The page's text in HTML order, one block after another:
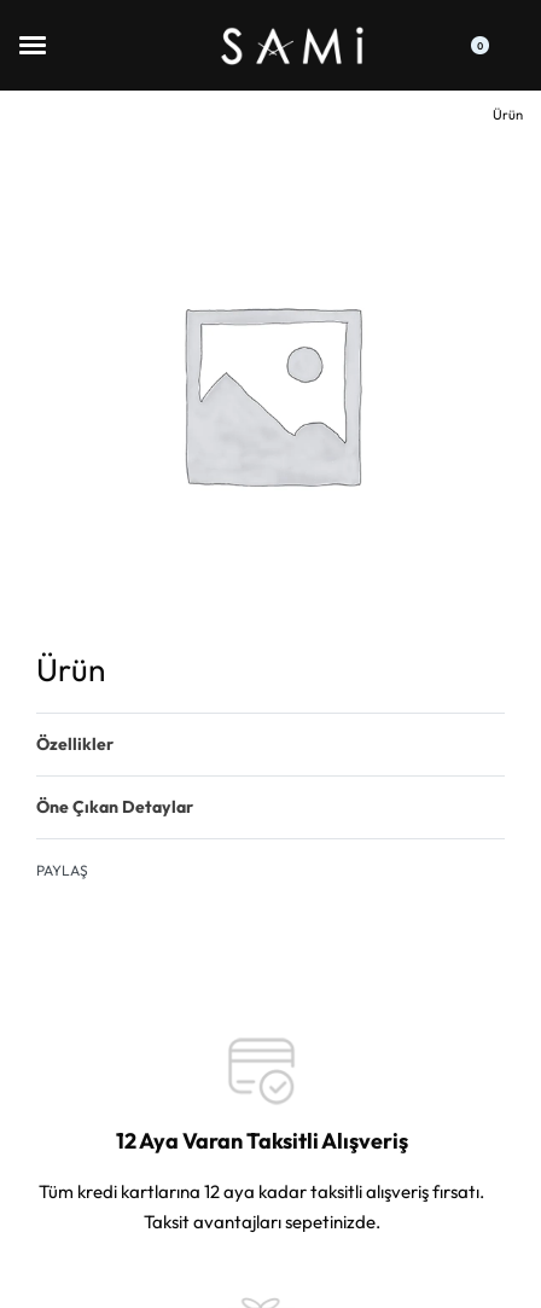
0
Ürün
Ürün
Özellikler
Öne Çıkan Detaylar
PAYLAŞ
12 Aya Varan Taksitli Alışveriş
Tüm kredi kartlarına 12 aya kadar taksitli alışveriş fırsatı.
Taksit avantajları sepetinizde.